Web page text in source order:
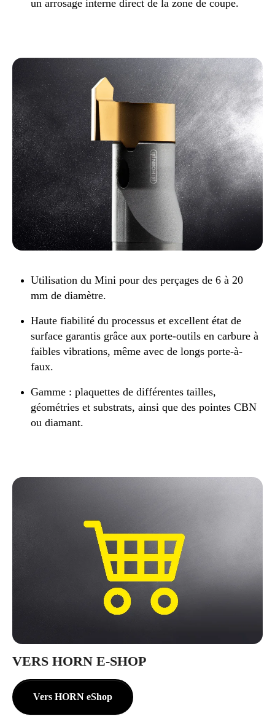
un arrosage interne direct de la zone de coupe.
Utilisation du Mini pour des perçages de 6 à 20
mm de diamètre.
Haute fiabilité du processus et excellent état de
surface garantis grâce aux porte-outils en carbure à
faibles vibrations, même avec de longs porte-à-
faux.
Gamme : plaquettes de différentes tailles,
géométries et substrats, ainsi que des pointes CBN
ou diamant.
VERS HORN E-SHOP
Vers HORN eShop